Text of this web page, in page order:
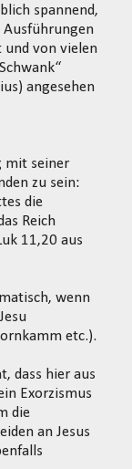
spannend,
Ausführungen
und von vielen
angesehen
mit seiner
zu sein:
die
Reich
11,20 aus
wenn
etc.).
dass hier aus
Exorzismus
die
an Jesus